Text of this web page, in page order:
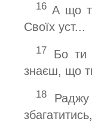
16 А що
Своїх уст...
17 Бо ти
знаєш, що
18